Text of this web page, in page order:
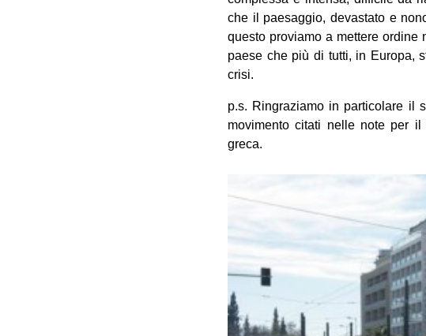
che il paesaggio, devastato e
questo proviamo a mettere ordine
paese che più di tutti, in Europa,
crisi.
p.s. Ringraziamo in particolare il
movimento citati nelle note per il
greca.